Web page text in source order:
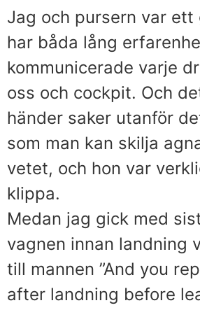
Jag och pursern var
har båda lång
kommunicerade varje
oss och cockpit. Och
händer saker utanför
som man kan skilja
vetet, och hon var
klippa.
Medan jag gick med
vagnen innan landning
till mannen ”And you
after landning before